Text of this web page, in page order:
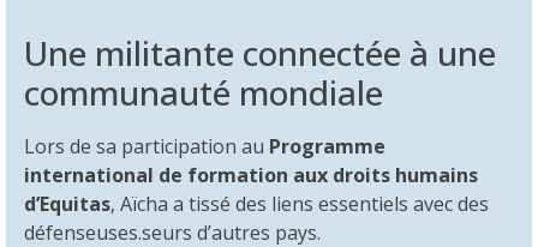
Une militante connectée à une
communauté mondiale
Lors de sa participation au Programme
international de formation aux droits humains
d’Equitas, Aïcha a tissé des liens essentiels avec des
défenseuses.seurs d’autres pays.